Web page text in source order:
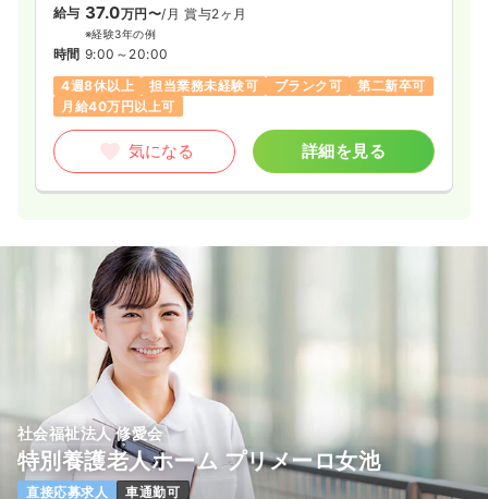
給与 37.0万円〜/月 賞与2ヶ月
※経験3年の例
時間 9:00～20:00
4週8休以上
担当業務未経験可 ブランク可
第二新卒可
月給40万円以上可
気になる 詳細を見る
社会福祉法人 修愛会
特別養護老人ホーム プリメーロ女池
直接応募求人 車通勤可